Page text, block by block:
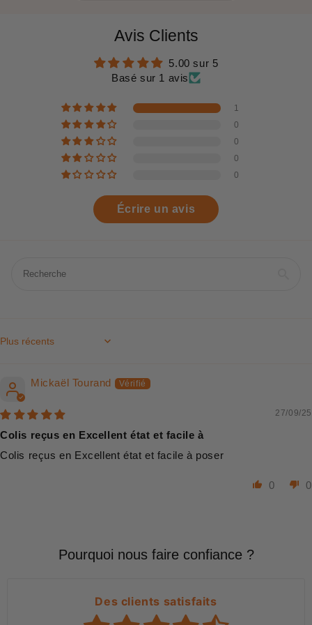
Avis Clients
5.00 sur 5
Basé sur 1 avis
1
0
0
0
0
Écrire un avis
Sort by
Mickaël Tourand
27/09/25
Colis reçus en Excellent état et facile à
Colis reçus en Excellent état et facile à poser
0 0
Pourquoi nous faire confiance ?
Des clients satisfaits